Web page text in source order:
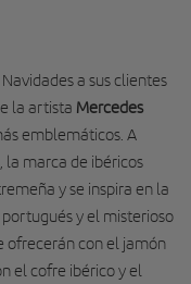
a sus clientes
la artista Mercedes
emblemáticos. A
la marca de ibéricos
y se inspira en la
y el misterioso
ofrecerán con el jamón
el cofre ibérico y el